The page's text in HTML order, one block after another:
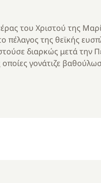
του Χριστού της
πέλαγος της θεϊκής
διαρκώς μετά την
οποίες γονάτιζε